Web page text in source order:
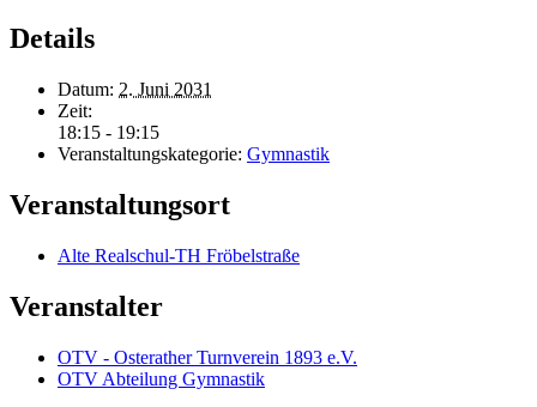
Details
Datum: 2. Juni 2031
Zeit:
18:15 - 19:15
Veranstaltungskategorie: Gymnastik
Veranstaltungsort
Alte Realschul-TH Fröbelstraße
Veranstalter
OTV - Osterather Turnverein 1893 e.V.
OTV Abteilung Gymnastik